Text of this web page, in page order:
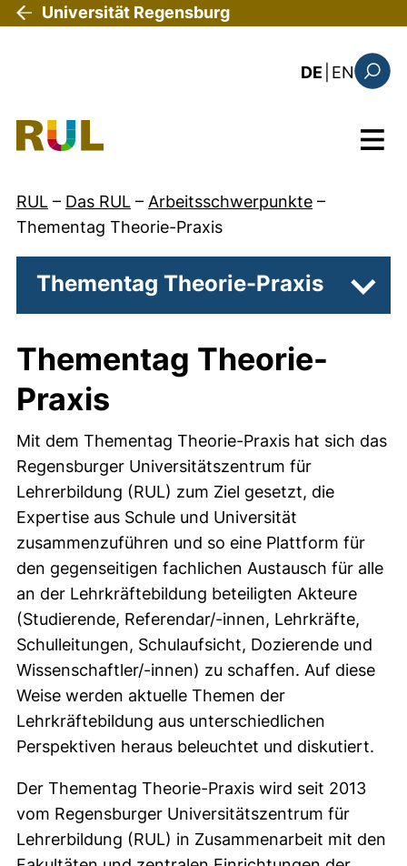
Direkt zum Inhalt
Universität Regensburg
DE EN: the
Menü
RUL – Das RUL – Arbeitsschwerpunkte –
Thementag Theorie-Praxis
Thementag Theorie-Praxis
Thementag Theorie-
Praxis
Mit dem Thementag Theorie-Praxis hat sich das
Regensburger Universitätszentrum für
Lehrerbildung (RUL) zum Ziel gesetzt, die
Expertise aus Schule und Universität
zusammenzuführen und so eine Plattform für
den gegenseitigen fachlichen Austausch für alle
an der Lehrkräftebildung beteiligten Akteure
(Studierende, Referendar/-innen, Lehrkräfte,
Schulleitungen, Schulaufsicht, Dozierende und
Wissenschaftler/-innen) zu schaffen. Auf diese
Weise werden aktuelle Themen der
Lehrkräftebildung aus unterschiedlichen
Perspektiven heraus beleuchtet und diskutiert.
Der Thementag Theorie-Praxis wird seit 2013
vom Regensburger Universitätszentrum für
Lehrerbildung (RUL) in Zusammenarbeit mit den